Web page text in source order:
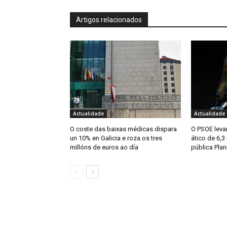
Artigos relacionados
Actualidade
O coste das baixas médicas dispara
un 10% en Galicia e roza os tres
millóns de euros ao día
Actualidade
O PSOE
ático de
pública